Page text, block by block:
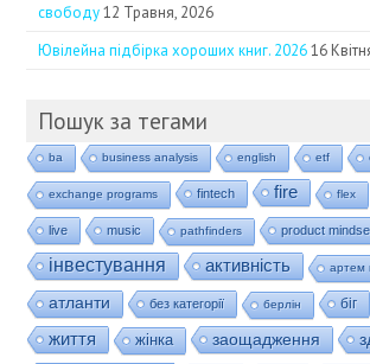
свободу 12 Травня, 2026
Ювілейна підбірка хороших книг. 2026 16
Пошук за тегами
ba business analysis english etf
exchange programs fintech fire flex
live music pathfinders product
інвестування активність артем
атланти без категорії берлін біг
життя жінка заощадження